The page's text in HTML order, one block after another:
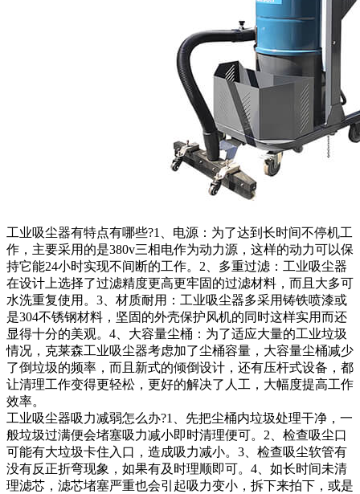
工业吸尘器有特点有哪些?1、电源：为了达到长时间不停机工
作，主要采用的是380v三相电作为动力源，这样的动力可以保
持它能24小时实现不间断的工作。2、多重过滤：工业吸尘器
在设计上选择了过滤精度更高更牢固的过滤材料，而且大多可
水洗重复使用。3、材质耐用：工业吸尘器多采用铸铁喷漆或
是304不锈钢材料，坚固的外壳保护风机的同时这样实用而还
显得十分的美观。4、大容量尘桶：为了适应大量的工业垃圾
情况，克莱森工业吸尘器考虑加了尘桶容量，大容量尘桶减少
了倒垃圾的频率，而且新式的倾倒设计，还有压杆式设备，都
让清理工作变得更轻松，更好的解决了人工，大幅度提高工作
效率。
工业吸尘器吸力减弱怎么办?1、先把尘桶内垃圾处理干净，一
般垃圾过满便会堵塞吸力减小即时清理便可。2、检查吸尘口
可能有大垃圾卡住入口，造成吸力减小。3、检查吸尘软管有
没有反正折弯现象，如果有及时理顺即可。4、如长时间未清
理滤芯，滤芯堵塞严重也会引起吸力变小，拆下来拍下，或是